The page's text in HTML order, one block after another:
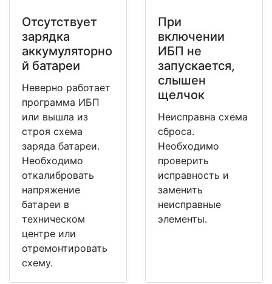
Отсутствует
зарядка
аккумуляторно
й батареи
Неверно работает
программа ИБП
или вышла из
строя схема
заряда батареи.
Необходимо
откалибровать
напряжение
батареи в
техническом
центре или
отремонтировать
схему.
При
включении
ИБП не
запускается,
слышен
щелчок
Неисправна схема
сброса.
Необходимо
проверить
исправность и
заменить
неисправные
элементы.